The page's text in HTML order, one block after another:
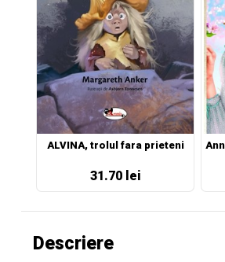
ALVINA, trolul fara prieteni
31.70 lei
Descriere